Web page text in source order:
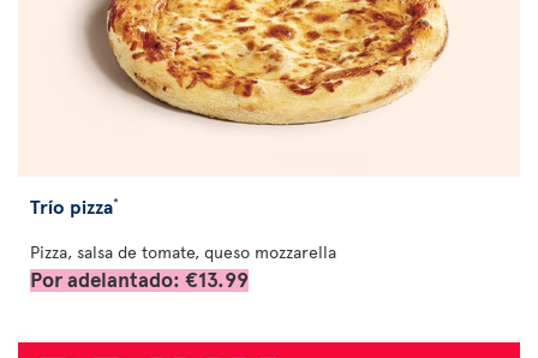
Trío pizza*
Pizza, salsa de tomate, queso mozzarella
Por adelantado: €13.99